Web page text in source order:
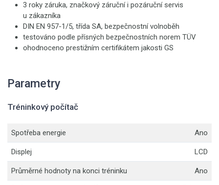
3 roky záruka, značkový záruční i pozáruční servis
u zákazníka
DIN EN 957-1/5, třída SA, bezpečnostní volnoběh
testováno podle přísných bezpečnostních norem TÜV
ohodnoceno prestižním certifikátem jakosti GS
Parametry
Tréninkový počítač
Spotřeba energie Ano
Displej LCD
Průměrné hodnoty na konci tréninku Ano